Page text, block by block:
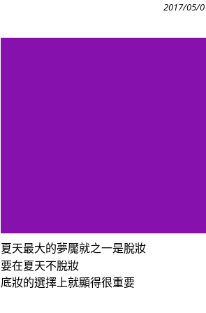
Posted
2017/05/
夏天最大的夢魘就之一是脫妝
要在夏天不脫妝
底妝的選擇上就顯得很重要